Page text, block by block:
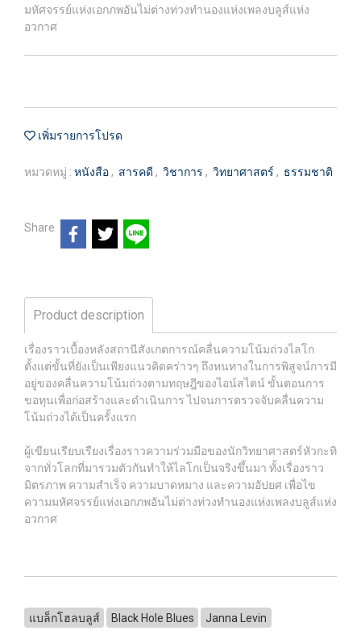
มหัศจรรย์แห่งเอกภพอันไม่ต่างท่วงทำนองแห่งเพลงบลูส์แห่ง
อวกาศ
เพิ่มรายการโปรด
หมวดหมู่ : หนังสือ , สารคดี , วิชาการ , วิทยาศาสตร์ , ธรรมชาติ
Share
Product description
เรื่องราวเบื้องหลังสถานีสังเกตการณ์คลื่นความโน้มถ่วงไลโก
ตั้งแต่ขั้นที่ยังเป็นเพียงแนวคิดคร่าวๆ ถึงหนทางในการพิสูจน์การมี
อยู่ของคลื่นความโน้มถ่วงตามทฤษฎีของไอน์สไตน์ ขั้นตอนการ
ขอทุนเพื่อก่อสร้างและดำเนินการ ไปจนการตรวจจับคลื่นความ
โน้มถ่วงได้เป็นครั้งแรก
ผู้เขียนเรียบเรืยงเรื่องราวความร่วมมือของนักวิทยาศาสตร์หัวกะทิ
จากทั่วโลกที่มารวมตัวกันทำให้ไลโกเป็นจริงขึ้นมา ทั้งเรื่องราว
มิตรภาพ ความสำเร็จ ความบาดหมาง และความอัปยศ เพื่อไข
ความมหัศจรรย์แห่งเอกภพอันไม่ต่างท่วงทำนองแห่งเพลงบลูส์แห่ง
อวกาศ
แบล็กโฮลบลูส์ Black Hole Blues Janna Levin